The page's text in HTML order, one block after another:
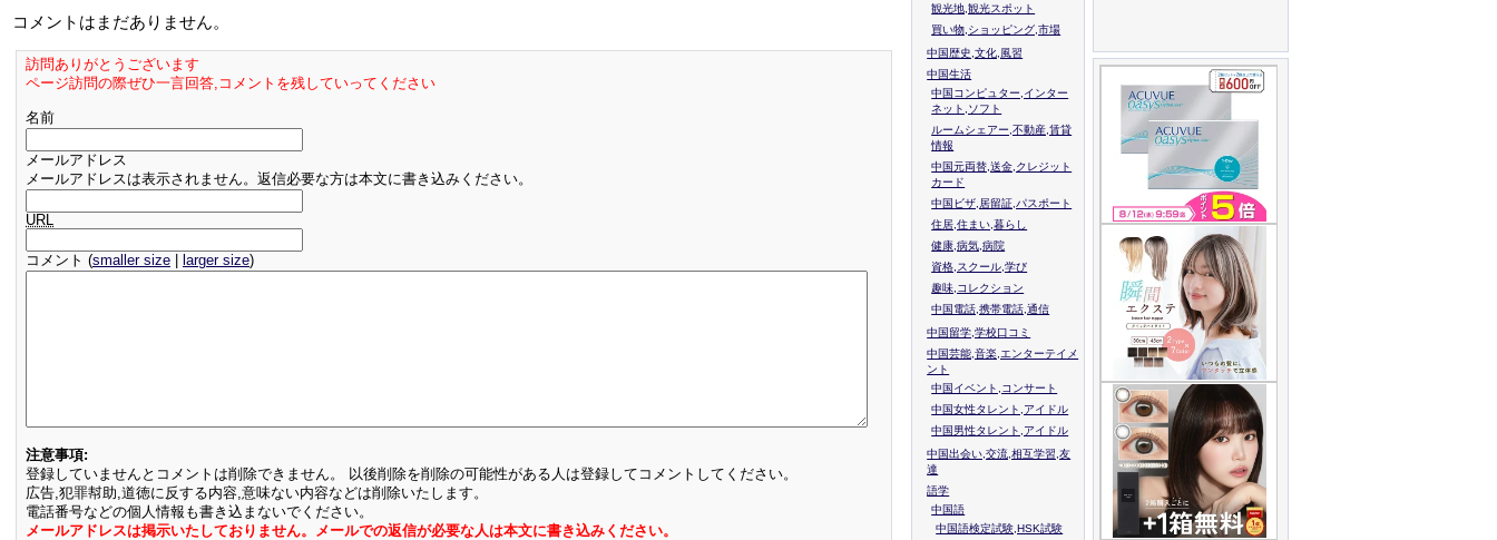
コメントはまだありません。
訪問ありがとうございます
ページ訪問の際ぜひ一言回答,コメントを残していってください
名前
メールアドレス
メールアドレスは表示されません。返信必要な方は本文に書き込みください。
URL
コメント (smaller size larger size)
注意事項:
登録していませんとコメントは削除できません。 以後削除を削除の可能性がある人は登録してコメントしてください。
広告,犯罪幇助,道徳に反する内容,意味ない内容などは削除いたします。
電話番号などの個人情報も書き込まないでください。
メールアドレスは掲示いたしておりません。メールでの返信が必要な人は本文に書き込みください。
観光地,観光スポット
買い物,ショッピング,市場
中国歴史,文化,風習
中国生活
中国コンピュター,インター
ネット,ソフト
ルームシェアー,不動産,賃貸
情報
中国元両替,送金,クレジット
カード
中国ビザ,居留証,パスポート
住居,住まい,暮らし
健康,病気,病院
資格,スクール,学び
趣味,コレクション
中国電話,携帯電話,通信
中国留学,学校口コミ
中国芸能,音楽,エンターテイメ
ント
中国イベント,コンサート
中国女性タレント,アイドル
中国男性タレント,アイドル
中国出会い,交流,相互学習,友
達
語学
中国語
中国語検定試験,HSK試験